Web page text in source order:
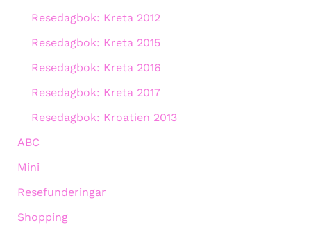
Resedagbok: Kreta 2012
Resedagbok: Kreta 2015
Resedagbok: Kreta 2016
Resedagbok: Kreta 2017
Resedagbok: Kroatien 2013
ABC
Mini
Resefunderingar
Shopping